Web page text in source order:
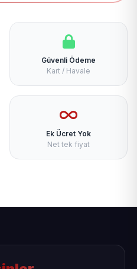
Güvenli Ödeme
Kart / Havale
Ek Ücret Yok
Net tek fiyat